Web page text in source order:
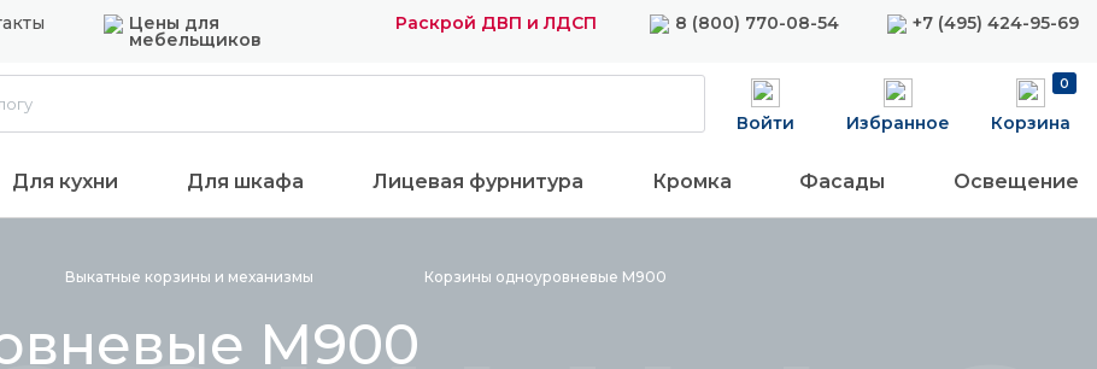
Цены для
мебельщиков
Раскрой ДВП и ЛДСП 8 (800) 770-08-54 +7 (495) 424-95-69
Войти Избранное
0
Корзина
Для кухни Для шкафа Лицевая фурнитура Кромка Фасады Освещение
Выкатные корзины и механизмы Корзины одноуровневые М900
М900